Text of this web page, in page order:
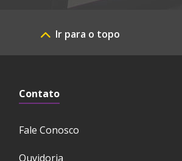
Ir para o topo
Contato
Fale Conosco
Ouvidoria